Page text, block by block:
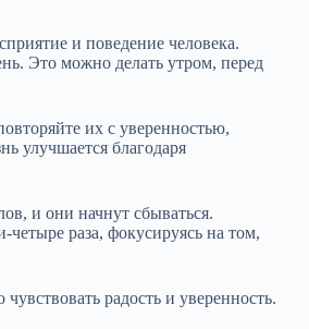
и поведение человека.
Это можно делать утром, перед
их с уверенностью,
улучшается благодаря
и они начнут сбываться.
раза, фокусируясь на том,
радость и уверенность.